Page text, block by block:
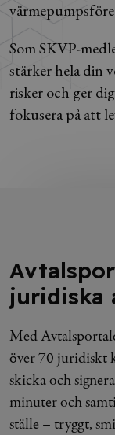
Som SKVP-
stärker hela din
risker och ger
fokusera på att
juridiska
Med
över 70 juridiskt
skicka och
minuter och
ställe – tryggt,